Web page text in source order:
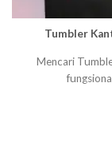
Tumbler
Mencari